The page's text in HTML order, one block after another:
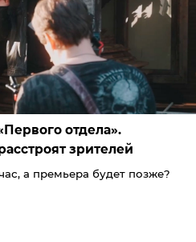
отдела».
зрителей
а премьера будет позже?